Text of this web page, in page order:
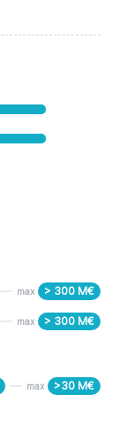
max > 300 M€
max > 300 M€
max >30 M€